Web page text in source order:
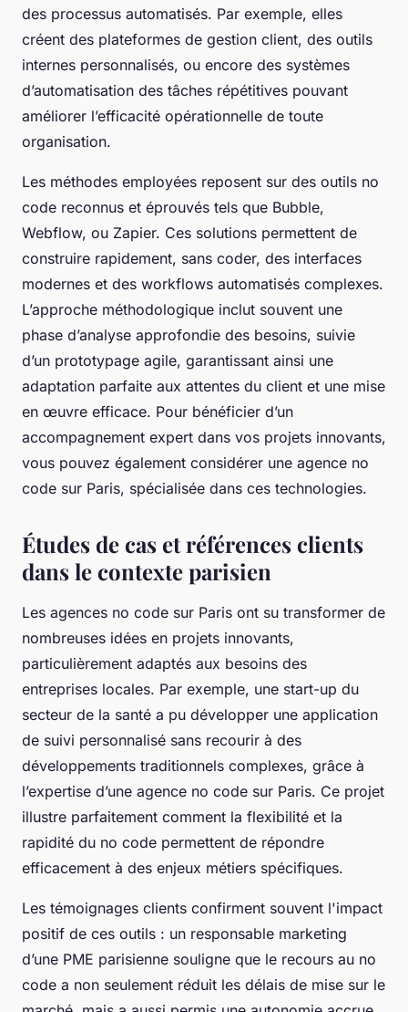
des processus automatisés. Par exemple, elles
créent des plateformes de gestion client, des outils
internes personnalisés, ou encore des systèmes
d’automatisation des tâches répétitives pouvant
améliorer l’efficacité opérationnelle de toute
organisation.
Les méthodes employées reposent sur des outils no
code reconnus et éprouvés tels que Bubble,
Webflow, ou Zapier. Ces solutions permettent de
construire rapidement, sans coder, des interfaces
modernes et des workflows automatisés complexes.
L’approche méthodologique inclut souvent une
phase d’analyse approfondie des besoins, suivie
d’un prototypage agile, garantissant ainsi une
adaptation parfaite aux attentes du client et une mise
en œuvre efficace. Pour bénéficier d’un
accompagnement expert dans vos projets innovants,
vous pouvez également considérer une agence no
code sur Paris, spécialisée dans ces technologies.
Études de cas et références clients
dans le contexte parisien
Les agences no code sur Paris ont su transformer de
nombreuses idées en projets innovants,
particulièrement adaptés aux besoins des
entreprises locales. Par exemple, une start-up du
secteur de la santé a pu développer une application
de suivi personnalisé sans recourir à des
développements traditionnels complexes, grâce à
l’expertise d’une agence no code sur Paris. Ce projet
illustre parfaitement comment la flexibilité et la
rapidité du no code permettent de répondre
efficacement à des enjeux métiers spécifiques.
Les témoignages clients confirment souvent l'impact
positif de ces outils : un responsable marketing
d’une PME parisienne souligne que le recours au no
code a non seulement réduit les délais de mise sur le